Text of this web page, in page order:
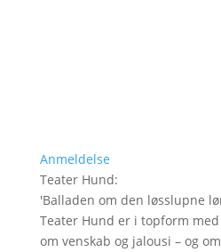
Anmeldelse
Teater Hund:
'Balladen om den løsslupne
Teater Hund er i topform
om venskab og jalousi – og